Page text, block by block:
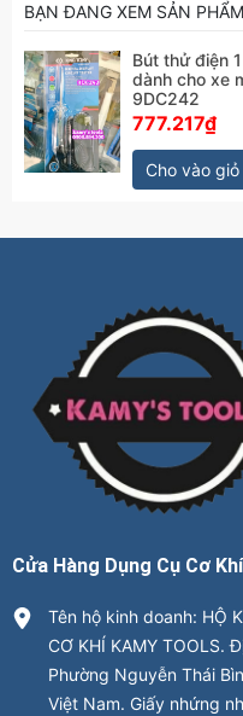
BẠN ĐANG XEM SẢN PHẨM
Bút thử điện
dành cho xe
9DC242
777.217₫
Cho vào giỏ
Cửa Hàng Dụng Cụ Cơ
Tên hộ kinh doanh: HỘ
CƠ KHÍ KAMY TOOLS.
Phường Nguyễn Thái
Việt Nam. Giấy nhứng